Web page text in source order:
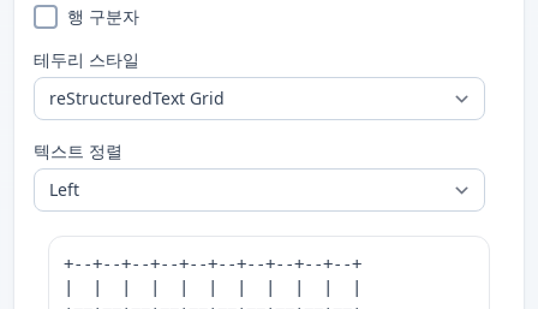
행 구분자
테두리 스타일
텍스트 정렬